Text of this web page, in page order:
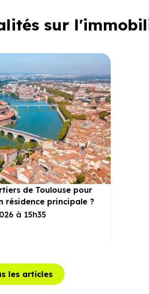
sur
de Toulouse pour
résidence principale ?
à 15h35
les articles